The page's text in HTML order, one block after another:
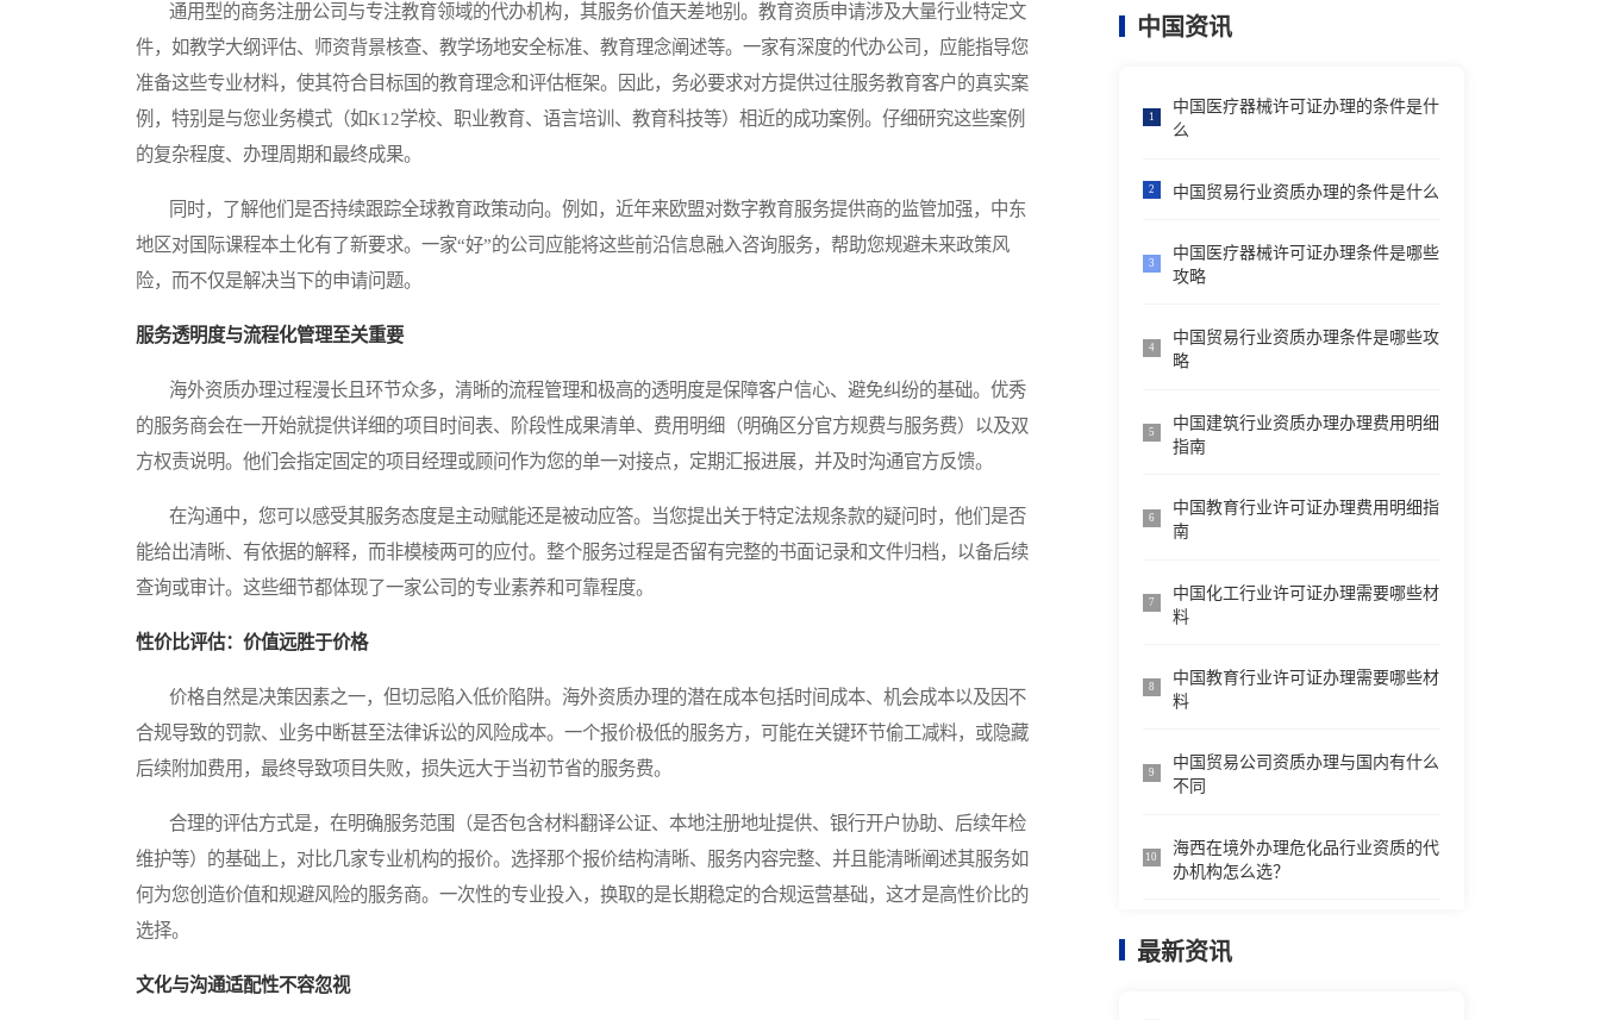
通用型的商务注册公司与专注教育领域的代办机构，其服务价值天差地别。教育资质申请涉及大量行业特定文
件，如教学大纲评估、师资背景核查、教学场地安全标准、教育理念阐述等。一家有深度的代办公司，应能指导您
准备这些专业材料，使其符合目标国的教育理念和评估框架。因此，务必要求对方提供过往服务教育客户的真实案
例，特别是与您业务模式（如K12学校、职业教育、语言培训、教育科技等）相近的成功案例。仔细研究这些案例
的复杂程度、办理周期和最终成果。
同时，了解他们是否持续跟踪全球教育政策动向。例如，近年来欧盟对数字教育服务提供商的监管加强，中东
地区对国际课程本土化有了新要求。一家“好”的公司应能将这些前沿信息融入咨询服务，帮助您规避未来政策风
险，而不仅是解决当下的申请问题。
服务透明度与流程化管理至关重要
海外资质办理过程漫长且环节众多，清晰的流程管理和极高的透明度是保障客户信心、避免纠纷的基础。优秀
的服务商会在一开始就提供详细的项目时间表、阶段性成果清单、费用明细（明确区分官方规费与服务费）以及双
方权责说明。他们会指定固定的项目经理或顾问作为您的单一对接点，定期汇报进展，并及时沟通官方反馈。
在沟通中，您可以感受其服务态度是主动赋能还是被动应答。当您提出关于特定法规条款的疑问时，他们是否
能给出清晰、有依据的解释，而非模棱两可的应付。整个服务过程是否留有完整的书面记录和文件归档，以备后续
查询或审计。这些细节都体现了一家公司的专业素养和可靠程度。
性价比评估：价值远胜于价格
价格自然是决策因素之一，但切忌陷入低价陷阱。海外资质办理的潜在成本包括时间成本、机会成本以及因不
合规导致的罚款、业务中断甚至法律诉讼的风险成本。一个报价极低的服务方，可能在关键环节偷工减料，或隐藏
后续附加费用，最终导致项目失败，损失远大于当初节省的服务费。
合理的评估方式是，在明确服务范围（是否包含材料翻译公证、本地注册地址提供、银行开户协助、后续年检
维护等）的基础上，对比几家专业机构的报价。选择那个报价结构清晰、服务内容完整、并且能清晰阐述其服务如
何为您创造价值和规避风险的服务商。一次性的专业投入，换取的是长期稳定的合规运营基础，这才是高性价比的
选择。
文化与沟通适配性不容忽视
中国资讯
1
中国医疗器械许可证办理的条件是什
么
2 中国贸易行业资质办理的条件是什么
3
中国医疗器械许可证办理条件是哪些
攻略
4
中国贸易行业资质办理条件是哪些攻
略
5
中国建筑行业资质办理办理费用明细
指南
6
中国教育行业许可证办理费用明细指
南
7
中国化工行业许可证办理需要哪些材
料
8
中国教育行业许可证办理需要哪些材
料
9
中国贸易公司资质办理与国内有什么
不同
10
海西在境外办理危化品行业资质的代
办机构怎么选？
最新资讯